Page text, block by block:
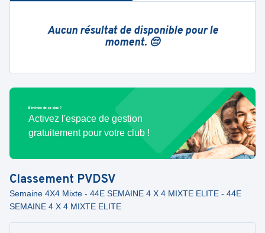
Aucun résultat de disponible pour le
moment. 😔
Bénévole de ce club ?
Activez l'espace de gestion
gratuitement pour votre club !
Classement PVDSV
Semaine 4X4 Mixte - 44E SEMAINE 4 X 4 MIXTE ELITE - 44E
SEMAINE 4 X 4 MIXTE ELITE